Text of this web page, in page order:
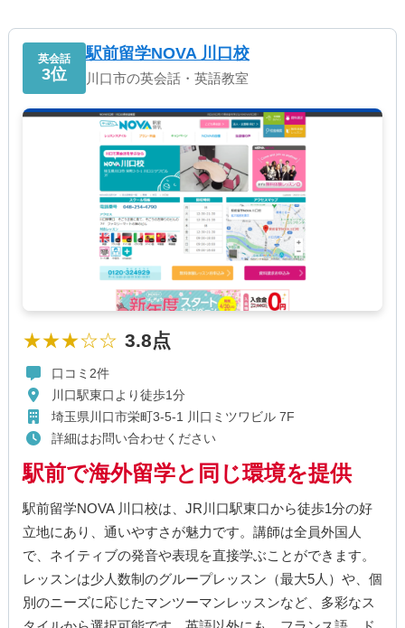
英会話
3位
駅前留学NOVA 川口校
川口市の英会話・英語教室
★★★☆☆ 3.8点
口コミ2件
川口駅東口より徒歩1分
埼玉県川口市栄町3-5-1 川口ミツワビル 7F
詳細はお問い合わせください
駅前で海外留学と同じ環境を提供
駅前留学NOVA 川口校は、JR川口駅東口から徒歩1分の好
立地にあり、通いやすさが魅力です。講師は全員外国人
で、ネイティブの発音や表現を直接学ぶことができます。
レッスンは少人数制のグループレッスン（最大5人）や、個
別のニーズに応じたマンツーマンレッスンなど、多彩なス